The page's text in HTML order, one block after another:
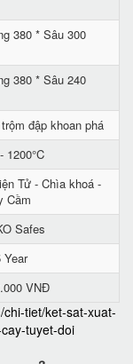
380 * Sâu 300
380 * Sâu 240
đập khoan phá
1200°C
Tử - Chìa khoá -
Cầm
Safes
Year
VNĐ
tiet/ket-sat-xuat-
tuyet-doi